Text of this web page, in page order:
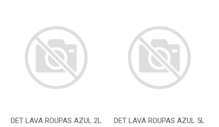
DET LAVA ROUPAS AZUL 2L
DET LAVA ROUPAS AZUL 5L